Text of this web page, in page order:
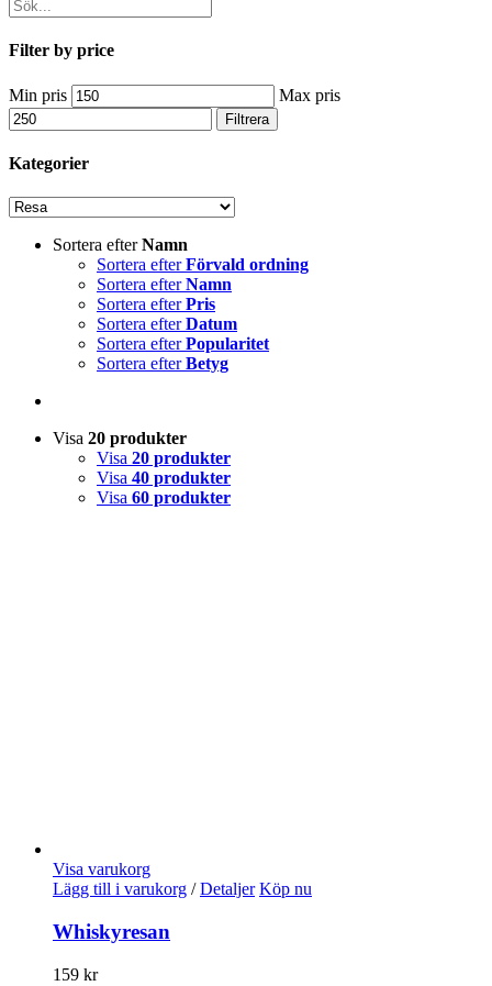
Filter by price
Min pris Max pris
Filtrera
Kategorier
Sortera efterNamn
Sortera efterFörvald ordning
Sortera efterNamn
Sortera efterPris
Sortera efterDatum
Sortera efterPopularitet
Sortera efterBetyg
Visa 20 produkter
Visa 20 produkter
Visa 40 produkter
Visa 60 produkter
Visa varukorg
Lägg till i varukorg / Detaljer Köp nu
Whiskyresan
159 kr